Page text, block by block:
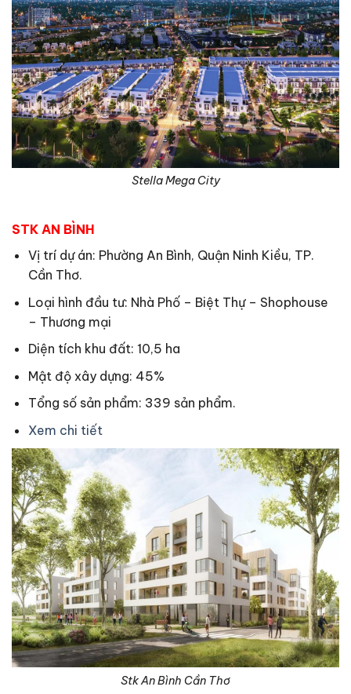
Stella Mega City
STK AN BÌNH
Vị trí dự án: Phường An Bình, Quận Ninh Kiều, TP.
Cần Thơ.
Loại hình đầu tư: Nhà Phố – Biệt Thự – Shophouse
– Thương mại
Diện tích khu đất: 10,5 ha
Mật độ xây dựng: 45%
Tổng số sản phẩm: 339 sản phẩm.
Xem chi tiết
Stk An Bình Cần Thơ